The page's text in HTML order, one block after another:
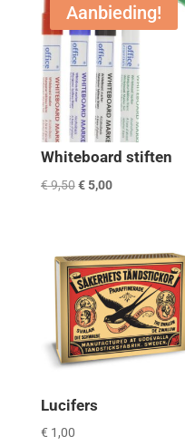
Aanbieding!
Whiteboard stiften
€9,50 Oorspronkelijke
€ 9,50.
€5,00Huidige
€ 5,00.
Lucifers
€ 1,00